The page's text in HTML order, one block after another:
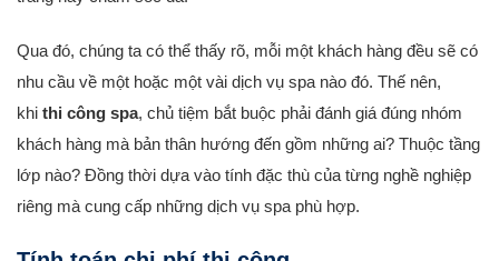
Qua đó, chúng ta có thể thấy rõ, mỗi một khách hàng đều sẽ có
nhu cầu về một hoặc một vài dịch vụ spa nào đó. Thế nên,
khi thi công spa, chủ tiệm bắt buộc phải đánh giá đúng nhóm
khách hàng mà bản thân hướng đến gồm những ai? Thuộc tầng
lớp nào? Đồng thời dựa vào tính đặc thù của từng nghề nghiệp
riêng mà cung cấp những dịch vụ spa phù hợp.